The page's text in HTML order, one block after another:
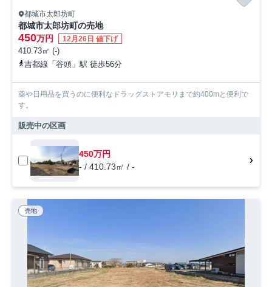
都城市太郎坊町
都城市太郎坊町の売地
450万円 12月26日 値下げ
410.73㎡ (-)
吉都線「谷頭」駅 徒歩56分
薬や日用品を買うのに便利なドラッグストアモリまで約400mと便利で
す。
販売中の区画
450万円
- / 410.73㎡ / -
売地